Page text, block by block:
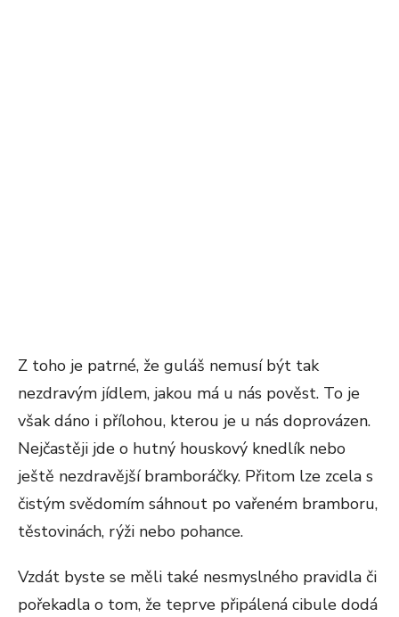
Z toho je patrné, že guláš nemusí být tak
nezdravým jídlem, jakou má u nás pověst. To je
však dáno i přílohou, kterou je u nás doprovázen.
Nejčastěji jde o hutný houskový knedlík nebo
ještě nezdravější bramboráčky. Přitom lze zcela s
čistým svědomím sáhnout po vařeném bramboru,
těstovinách, rýži nebo pohance.
Vzdát byste se měli také nesmyslného pravidla či
pořekadla o tom, že teprve připálená cibule dodá